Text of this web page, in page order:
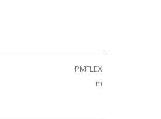
PMFLEX
m